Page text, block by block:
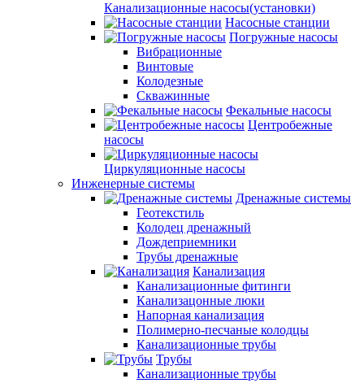
Канализационные насосы(установки)
Насосные станции
Погружные насосы
Вибрационные
Винтовые
Колодезные
Скважинные
Фекальные насосы
Центробежные
насосы
Циркуляционные насосы
Инженерные системы
Дренажные системы
Геотекстиль
Колодец дренажный
Дождеприемники
Трубы дренажные
Канализация
Канализационные фитинги
Канализацонные люки
Напорная канализация
Полимерно-песчаные колодцы
Канализационные трубы
Трубы
Канализационные трубы